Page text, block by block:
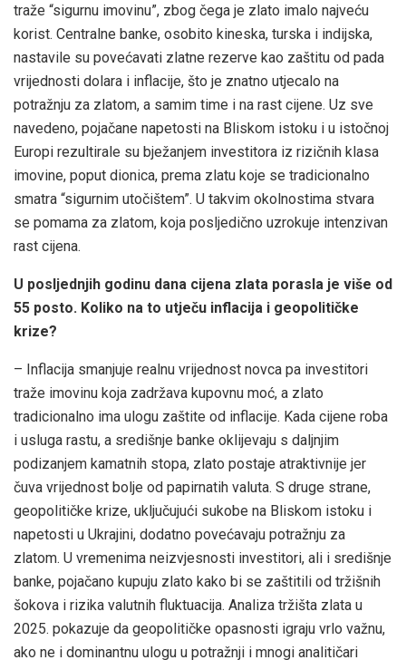
traže “sigurnu imovinu”, zbog čega je zlato imalo najveću
korist. Centralne banke, osobito kineska, turska i indijska,
nastavile su povećavati zlatne rezerve kao zaštitu od pada
vrijednosti dolara i inflacije, što je znatno utjecalo na
potražnju za zlatom, a samim time i na rast cijene. Uz sve
navedeno, pojačane napetosti na Bliskom istoku i u istočnoj
Europi rezultirale su bježanjem investitora iz rizičnih klasa
imovine, poput dionica, prema zlatu koje se tradicionalno
smatra “sigurnim utočištem”. U takvim okolnostima stvara
se pomama za zlatom, koja posljedično uzrokuje intenzivan
rast cijena.
U posljednjih godinu dana cijena zlata porasla je više od
55 posto. Koliko na to utječu inflacija i geopolitičke
krize?
– Inflacija smanjuje realnu vrijednost novca pa investitori
traže imovinu koja zadržava kupovnu moć, a zlato
tradicionalno ima ulogu zaštite od inflacije. Kada cijene roba
i usluga rastu, a središnje banke oklijevaju s daljnjim
podizanjem kamatnih stopa, zlato postaje atraktivnije jer
čuva vrijednost bolje od papirnatih valuta. S druge strane,
geopolitičke krize, uključujući sukobe na Bliskom istoku i
napetosti u Ukrajini, dodatno povećavaju potražnju za
zlatom. U vremenima neizvjesnosti investitori, ali i središnje
banke, pojačano kupuju zlato kako bi se zaštitili od tržišnih
šokova i rizika valutnih fluktuacija. Analiza tržišta zlata u
2025. pokazuje da geopolitičke opasnosti igraju vrlo važnu,
ako ne i dominantnu ulogu u potražnji i mnogi analitičari